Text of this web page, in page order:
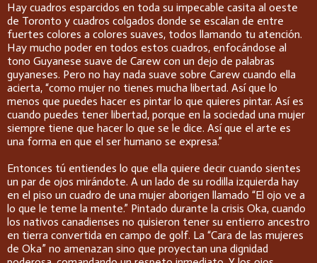
Hay cuadros esparcidos en toda su impecable casita al oeste
de Toronto y cuadros colgados donde se escalan de entre
fuertes colores a colores suaves, todos llamando tu atención.
Hay mucho poder en todos estos cuadros, enfocándose al
tono Guyanese suave de Carew con un dejo de palabras
guyaneses. Pero no hay nada suave sobre Carew cuando ella
acierta, “como mujer no tienes mucha libertad. Así que lo
menos que puedes hacer es pintar lo que quieres pintar. Así es
cuando puedes tener libertad, porque en la sociedad una mujer
siempre tiene que hacer lo que se le dice. Así que el arte es
una forma en que el ser humano se expresa.”
Entonces tú entiendes lo que ella quiere decir cuando sientes
un par de ojos mirándote. A un lado de su rodilla izquierda hay
en el piso un cuadro de una mujer aborigen llamado “El ojo ve a
lo que le teme la mente.” Pintado durante la crisis Oka, cuando
los nativos canadienses no quisieron tener su entierro ancestro
en tierra convertida en campo de golf. La “Cara de las mujeres
de Oka” no amenazan sino que proyectan una dignidad